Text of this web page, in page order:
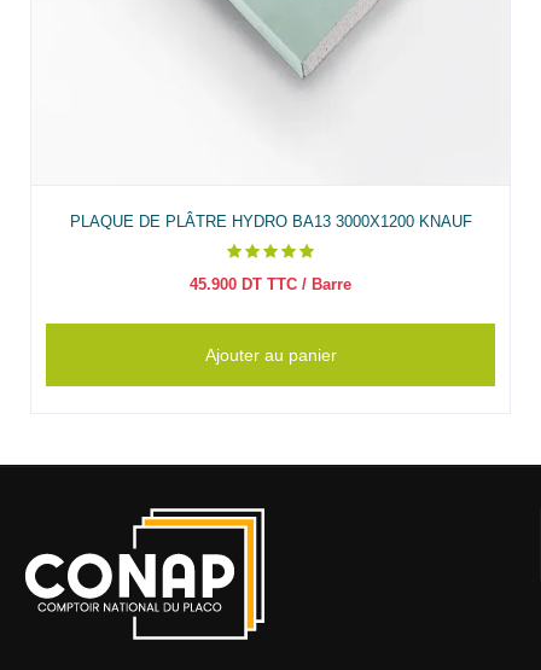
PLAQUE DE PLÂTRE HYDRO BA13 3000X1200 KNAUF
45.900 DT TTC / Barre
Ajouter au panier